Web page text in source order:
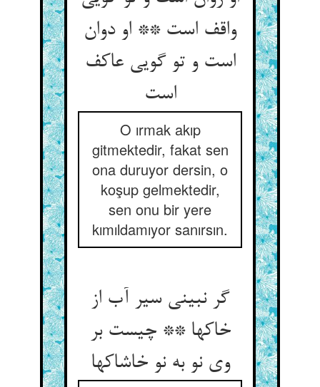
واقف است ** او دوان
است و تو گویی عاکف
است‏
O ırmak akıp
gitmektedir, fakat sen
ona duruyor dersin, o
koşup gelmektedir,
sen onu bir yere
kımıldamıyor sanırsın.
گر نبینی سیر آب از
خاکها ** چیست بر
وی نو به نو خاشاکها